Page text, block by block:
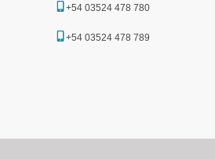
+54 03524 478 780​
+54 03524 478 789​